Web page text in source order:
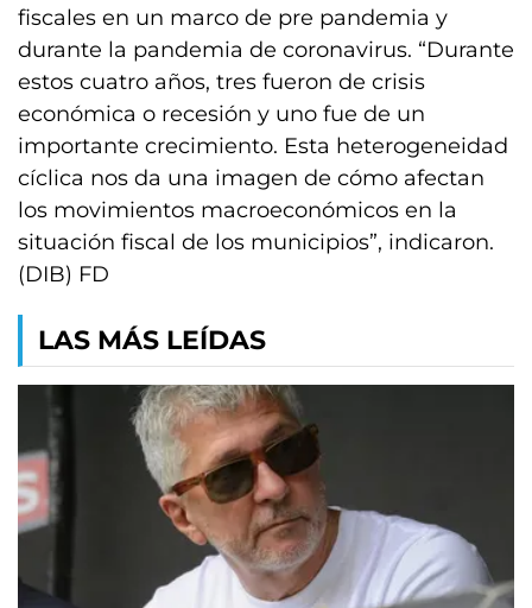
fiscales en un marco de pre pandemia y
durante la pandemia de coronavirus. “Durante
estos cuatro años, tres fueron de crisis
económica o recesión y uno fue de un
importante crecimiento. Esta heterogeneidad
cíclica nos da una imagen de cómo afectan
los movimientos macroeconómicos en la
situación fiscal de los municipios”, indicaron.
(DIB) FD
LAS MÁS LEÍDAS